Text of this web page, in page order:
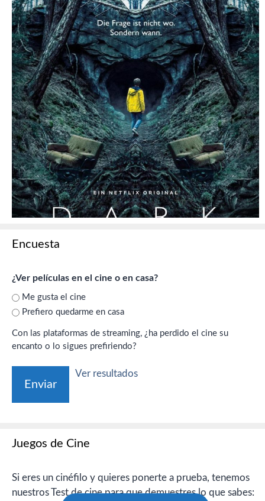
Encuesta
¿Ver películas en el cine o en casa?
Me gusta el cine
Prefiero quedarme en casa
Con las plataformas de streaming, ¿ha perdido el cine su
encanto o lo sigues prefiriendo?
Ver resultados
Juegos de Cine
Si eres un cinéfilo y quieres ponerte a prueba, tenemos
nuestros Test de cine para que demuestres lo que sabes: